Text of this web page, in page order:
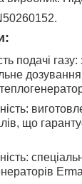
подачі
що